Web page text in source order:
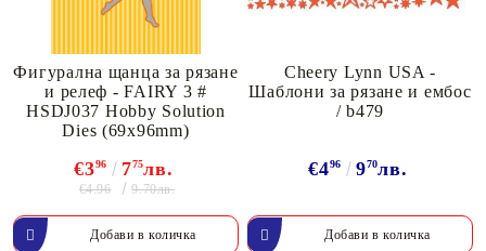
Фигурална щанца за рязане
и релеф - FAIRY 3 #
HSDJ037 Hobby Solution
Dies (69x96mm)
€396 775лв.
€4.96 9.70лв.
Cheery Lynn USA -
Шаблони за рязане и ембос
/ b479
€496 970лв.